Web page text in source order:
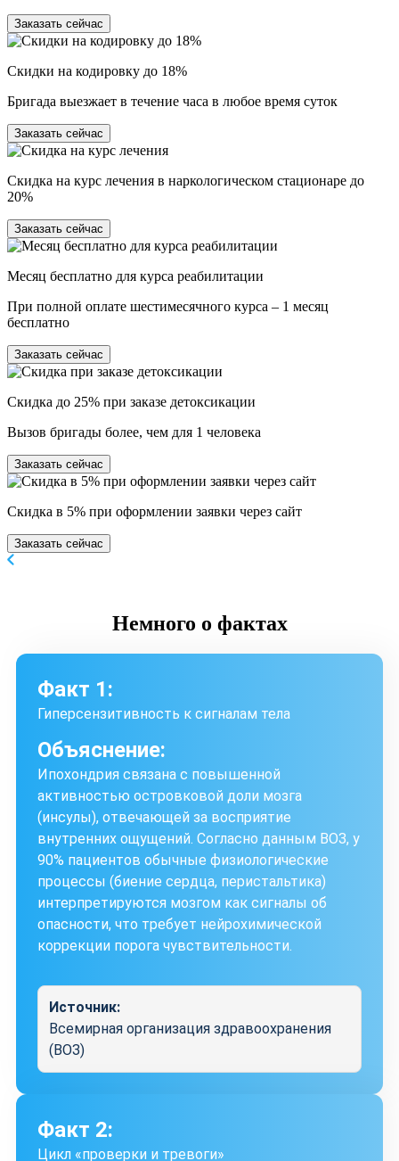
Заказать сейчас
Скидки на кодировку до 18%
Бригада выезжает в течение часа в любое время суток
Заказать сейчас
Скидка на курс лечения в наркологическом стационаре до
20%
Заказать сейчас
Месяц бесплатно для курса реабилитации
При полной оплате шестимесячного курса – 1 месяц
бесплатно
Заказать сейчас
Скидка до 25% при заказе детоксикации
Вызов бригады более, чем для 1 человека
Заказать сейчас
Скидка в 5% при оформлении заявки через сайт
Заказать сейчас
Немного о фактах
Факт 1:
Гиперсензитивность к сигналам тела
Объяснение:
Ипохондрия связана с повышенной
активностью островковой доли мозга
(инсулы), отвечающей за восприятие
внутренних ощущений. Согласно данным ВОЗ, у
90% пациентов обычные физиологические
процессы (биение сердца, перистальтика)
интерпретируются мозгом как сигналы об
опасности, что требует нейрохимической
коррекции порога чувствительности.
Источник:
Всемирная организация здравоохранения
(ВОЗ)
Факт 2:
Цикл «проверки и тревоги»